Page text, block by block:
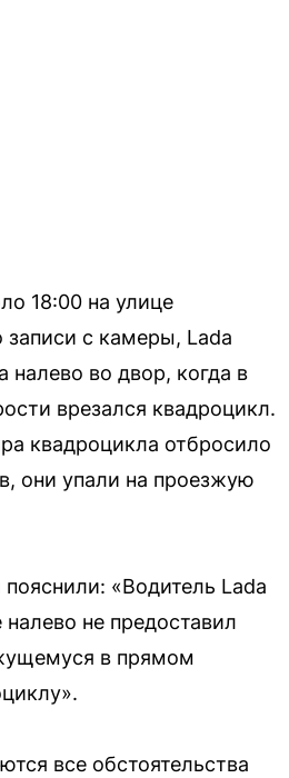
18:00 на улице
записи с камеры, Lada
налево во двор, когда в
врезался квадроцикл.
квадроцикла отбросило
они упали на проезжую
«Водитель Lada
не предоставил
в прямом
все обстоятельства